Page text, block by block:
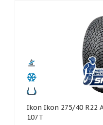
Ikon Ikon 275/40 R22 Autograph Snow 5 SUV
107T